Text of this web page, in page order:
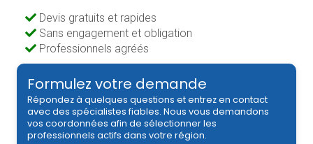
Devis gratuits et rapides
Sans engagement et obligation
Professionnels agréés
Formulez votre demande
Répondez à quelques questions et entrez en contact
avec des spécialistes fiables. Nous vous demandons
vos coordonnées afin de sélectionner les
professionnels actifs dans votre région.